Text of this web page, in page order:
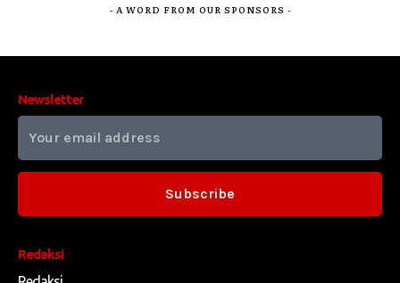
- A WORD FROM OUR SPONSORS -
Redaksi
Newsletter
Subscribe